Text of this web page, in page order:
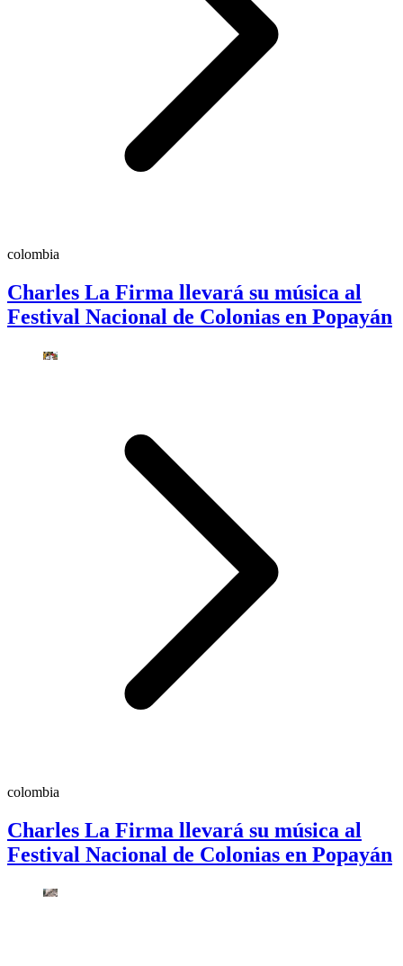
colombia
Charles La Firma llevará su música al
Festival Nacional de Colonias en Popayán
colombia
Charles La Firma llevará su música al
Festival Nacional de Colonias en Popayán